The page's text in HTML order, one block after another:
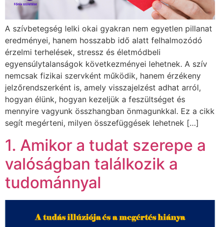
A szívbetegség lelki okai gyakran nem egyetlen pillanat
eredményei, hanem hosszabb idő alatt felhalmozódó
érzelmi terhelések, stressz és életmódbeli
egyensúlytalanságok következményei lehetnek. A szív
nemcsak fizikai szervként működik, hanem érzékeny
jelzőrendszerként is, amely visszajelzést adhat arról,
hogyan élünk, hogyan kezeljük a feszültséget és
mennyire vagyunk összhangban önmagunkkal. Ez a cikk
segít megérteni, milyen összefüggések lehetnek […]
1. Amikor a tudat szerepe a
valóságban találkozik a
tudománnyal